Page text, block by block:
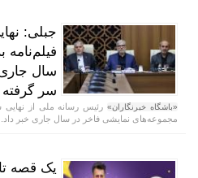
فیلم‌نامه
سال
سر
«باشگاه خبرنگاران»
مجموعه‌های نمایشی فاخر در سال جاری خبر داد.
یک قصه